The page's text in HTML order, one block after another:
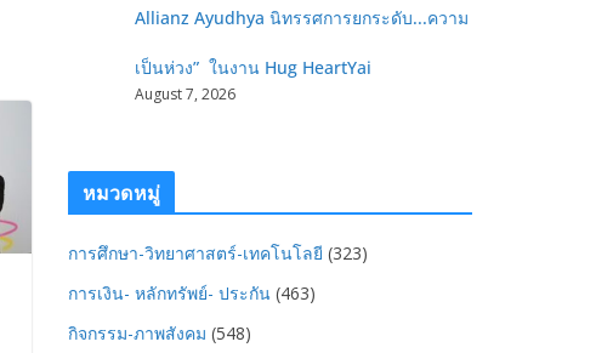
Allianz Ayudhya นิทรรศการยกระดับ...ความ
เป็นห่วง” ในงาน Hug HeartYai
August 7, 2026
หมวดหมู่
การศึกษา-วิทยาศาสตร์-เทคโนโลยี (323)
การเงิน- หลักทรัพย์- ประกัน (463)
กิจกรรม-ภาพสังคม (548)